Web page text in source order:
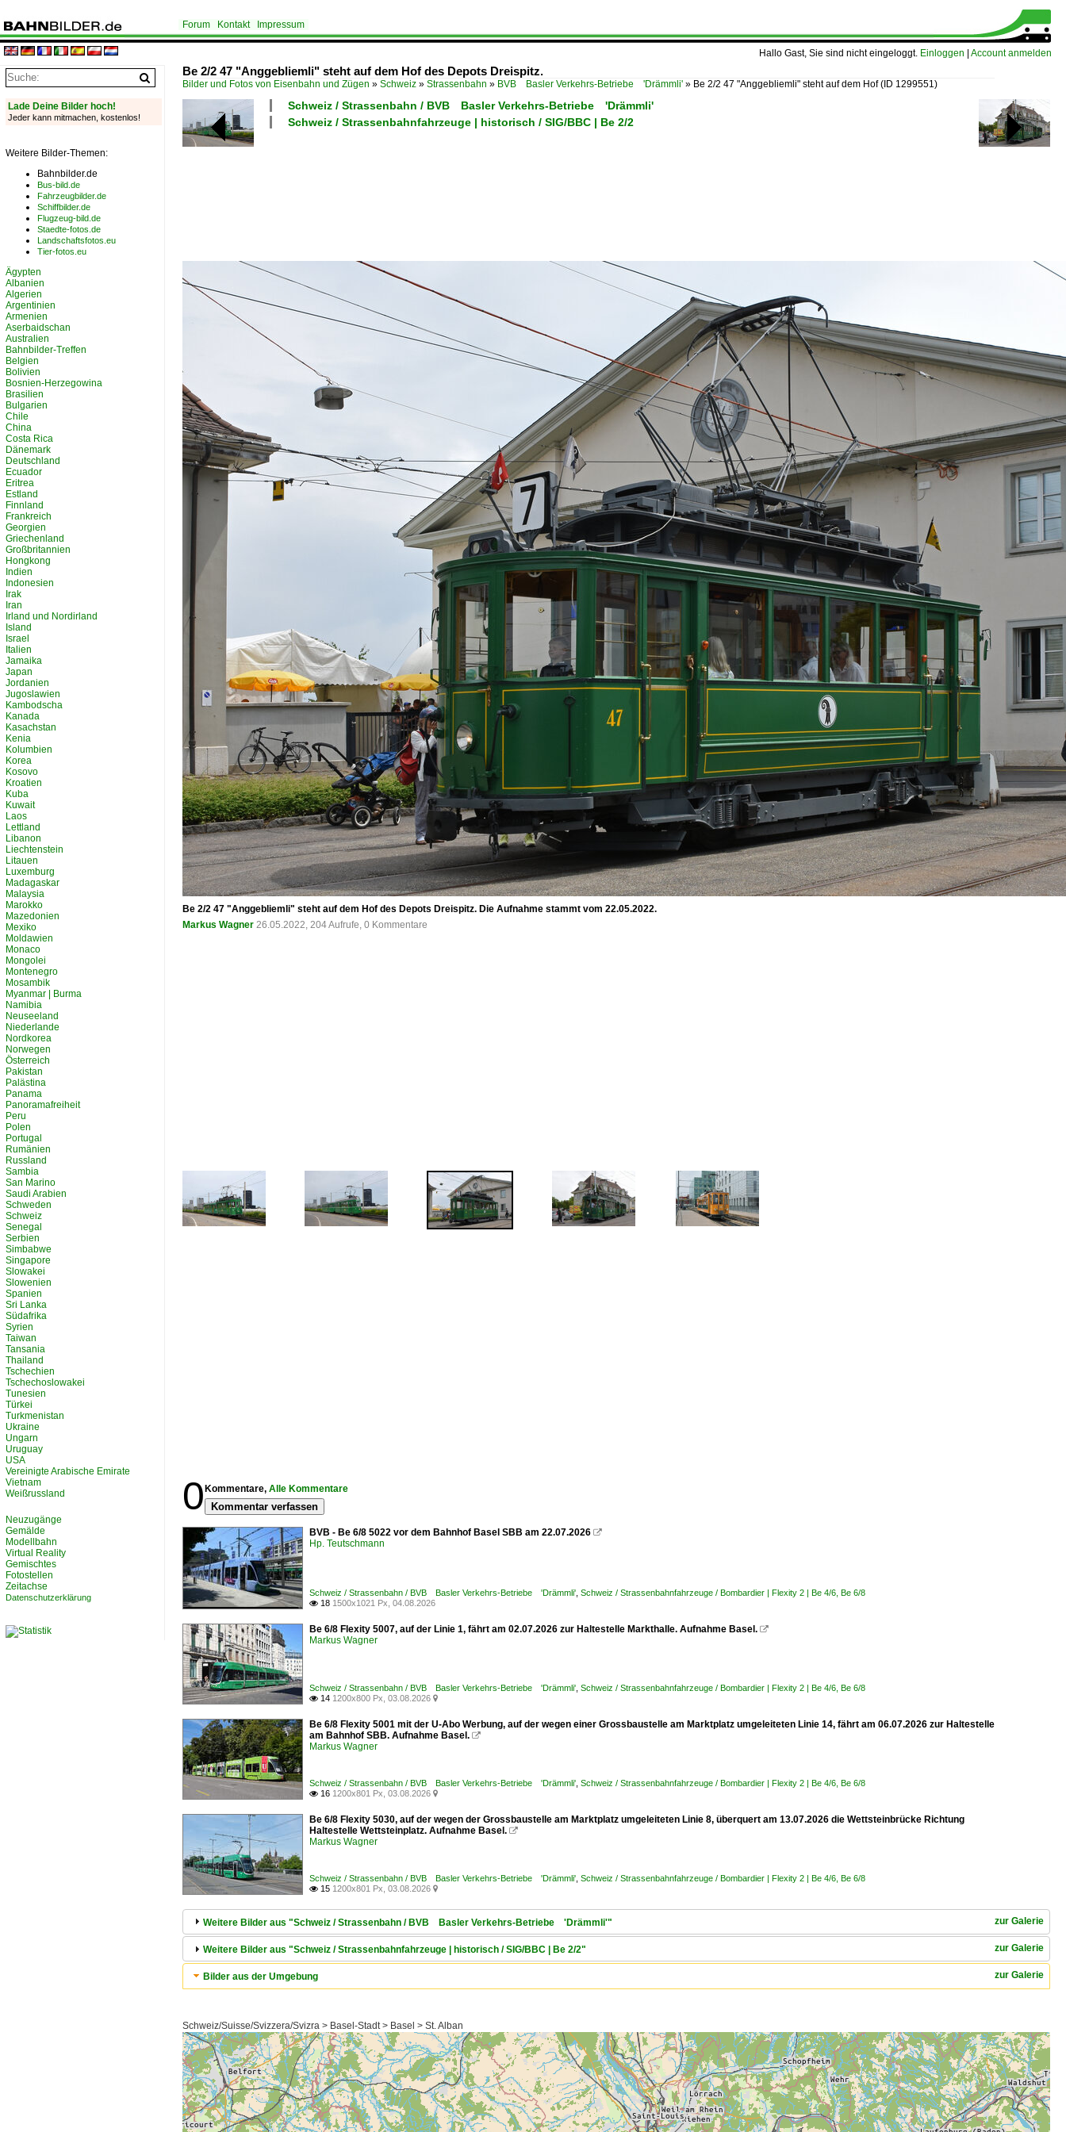
Hallo Gast, Sie sind nicht eingeloggt. Einloggen Account anmelden
Forum Kontakt Impressum
Be 2/2 47 "Anggebliemli" steht auf dem Hof des Depots Dreispitz.
Bilder und Fotos von Eisenbahn und Zügen » Schweiz » Strassenbahn » BVB Basler Verkehrs-Betriebe 'Drämmli' » Be 2/2 47 "Anggebliemli" steht auf dem Hof(ID 1299551)
Schweiz / Strassenbahn / BVB Basler Verkehrs-Betriebe 'Drämmli'
Schweiz / Strassenbahnfahrzeuge | historisch / SIG/BBC | Be 2/2
Be 2/2 47 "Anggebliemli" steht auf dem Hof des Depots Dreispitz. Die Aufnahme stammt vom 22.05.2022.
Markus Wagner 26.05.2022, 204 Aufrufe, 0 Kommentare
0 Kommentare, Alle Kommentare
Kommentar verfassen
BVB - Be 6/8 5022 vor dem Bahnhof Basel SBB am 22.07.2026 
Hp. Teutschmann
Schweiz / Strassenbahn / BVB Basler Verkehrs-Betriebe 'Drämmli' Schweiz / Strassenbahnfahrzeuge / Bombardier | Flexity 2 | Be 4/6, Be 6/8
 18 1500x1021 Px, 04.08.2026
Be 6/8 Flexity 5007, auf der Linie 1, fährt am 02.07.2026 zur Haltestelle Markthalle. Aufnahme Basel. 
Markus Wagner
Schweiz / Strassenbahn / BVB Basler Verkehrs-Betriebe 'Drämmli' Schweiz / Strassenbahnfahrzeuge / Bombardier | Flexity 2 | Be 4/6, Be 6/8
 14 1200x800 Px, 03.08.2026 
Be 6/8 Flexity 5001 mit der U-Abo Werbung, auf der wegen einer Grossbaustelle am Marktplatz umgeleiteten Linie 14, fährt am 06.07.2026 zur Haltestelle
am Bahnhof SBB. Aufnahme Basel. 
Markus Wagner
Schweiz / Strassenbahn / BVB Basler Verkehrs-Betriebe 'Drämmli' Schweiz / Strassenbahnfahrzeuge / Bombardier | Flexity 2 | Be 4/6, Be 6/8
 16 1200x801 Px, 03.08.2026 
Be 6/8 Flexity 5030, auf der wegen der Grossbaustelle am Marktplatz umgeleiteten Linie 8, überquert am 13.07.2026 die Wettsteinbrücke Richtung
Haltestelle Wettsteinplatz. Aufnahme Basel. 
Markus Wagner
Schweiz / Strassenbahn / BVB Basler Verkehrs-Betriebe 'Drämmli' Schweiz / Strassenbahnfahrzeuge / Bombardier | Flexity 2 | Be 4/6, Be 6/8
 15 1200x801 Px, 03.08.2026 
zur Galerie
Weitere Bilder aus "Schweiz / Strassenbahn / BVB Basler Verkehrs-Betriebe 'Drämmli'"
zur Galerie
Weitere Bilder aus "Schweiz / Strassenbahnfahrzeuge | historisch / SIG/BBC | Be 2/2"
zur Galerie
Bilder aus der Umgebung
Schweiz/Suisse/Svizzera/Svizra > Basel-Stadt > Basel > St. Alban
Lade Deine Bilder hoch!
Jeder kann mitmachen, kostenlos!
Weitere Bilder-Themen:
Bahnbilder.de
Bus-bild.de
Fahrzeugbilder.de
Schiffbilder.de
Flugzeug-bild.de
Staedte-fotos.de
Landschaftsfotos.eu
Tier-fotos.eu
Ägypten
Albanien
Algerien
Argentinien
Armenien
Aserbaidschan
Australien
Bahnbilder-Treffen
Belgien
Bolivien
Bosnien-Herzegowina
Brasilien
Bulgarien
Chile
China
Costa Rica
Dänemark
Deutschland
Ecuador
Eritrea
Estland
Finnland
Frankreich
Georgien
Griechenland
Großbritannien
Hongkong
Indien
Indonesien
Irak
Iran
Irland und Nordirland
Island
Israel
Italien
Jamaika
Japan
Jordanien
Jugoslawien
Kambodscha
Kanada
Kasachstan
Kenia
Kolumbien
Korea
Kosovo
Kroatien
Kuba
Kuwait
Laos
Lettland
Libanon
Liechtenstein
Litauen
Luxemburg
Madagaskar
Malaysia
Marokko
Mazedonien
Mexiko
Moldawien
Monaco
Mongolei
Montenegro
Mosambik
Myanmar | Burma
Namibia
Neuseeland
Niederlande
Nordkorea
Norwegen
Österreich
Pakistan
Palästina
Panama
Panoramafreiheit
Peru
Polen
Portugal
Rumänien
Russland
Sambia
San Marino
Saudi Arabien
Schweden
Schweiz
Senegal
Serbien
Simbabwe
Singapore
Slowakei
Slowenien
Spanien
Sri Lanka
Südafrika
Syrien
Taiwan
Tansania
Thailand
Tschechien
Tschechoslowakei
Tunesien
Türkei
Turkmenistan
Ukraine
Ungarn
Uruguay
USA
Vereinigte Arabische Emirate
Vietnam
Weißrussland
Neuzugänge
Gemälde
Modellbahn
Virtual Reality
Gemischtes
Fotostellen
Zeitachse
Datenschutzerklärung